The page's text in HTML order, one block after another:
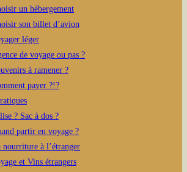
un hébergement
son billet d’avion
léger
de voyage ou pas ?
à ramener ?
payer ?!?
? Sac à dos ?
partir en voyage ?
nourriture à l’étranger
et Vins étrangers